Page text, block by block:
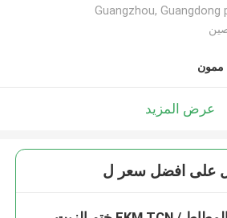
Guangzhou, Guangdong
ممون
عرض المزيد
على افضل سعر ل